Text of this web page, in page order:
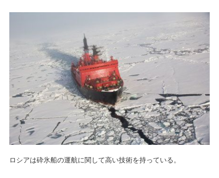
ロシアは砕氷船の運航に関して高い技術を持っている。